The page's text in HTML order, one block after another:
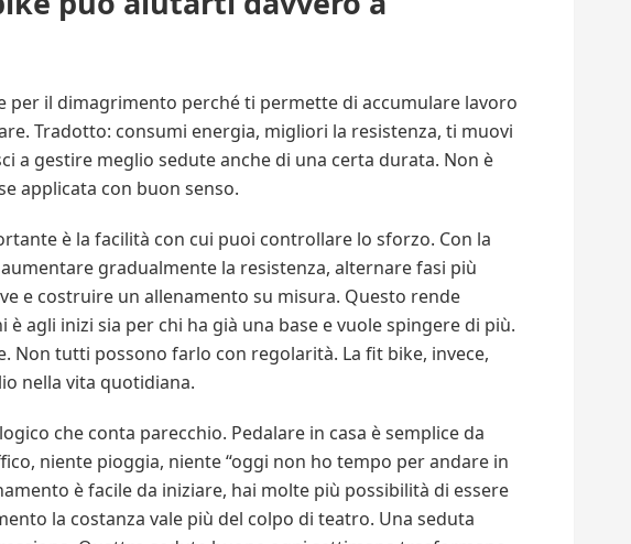
per il dimagrimento perché ti permette di accumulare lavoro
Tradotto: consumi energia, migliori la resistenza, ti muovi
a gestire meglio sedute anche di una certa durata. Non è
applicata con buon senso.
è la facilità con cui puoi controllare lo sforzo. Con la
gradualmente la resistenza, alternare fasi più
e costruire un allenamento su misura. Questo rende
è agli inizi sia per chi ha già una base e vuole spingere di più.
Non tutti possono farlo con regolarità. La fit bike, invece,
nella vita quotidiana.
che conta parecchio. Pedalare in casa è semplice da
niente pioggia, niente “oggi non ho tempo per andare in
è facile da iniziare, hai molte più possibilità di essere
la costanza vale più del colpo di teatro. Una seduta